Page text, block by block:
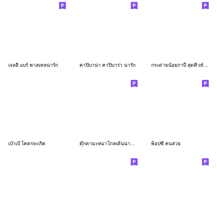
เจลลี่ แบร์ พาสเทลน่ารัก คาปิบาน่า คาปิบาร่า น่ารัก กระต่ายน้อยกาบี้ สุดคิ้วท์ ใช้ได้ทุกวัน
เป๋าเป้ โคตรจะเริ่ด พ็อปซี่ คนสวย